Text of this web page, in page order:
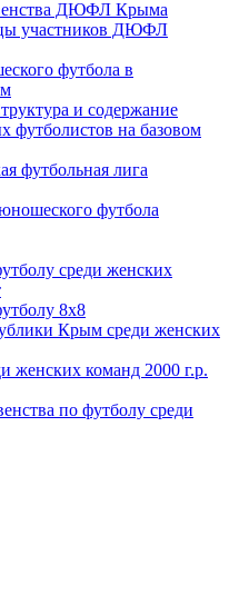
ДЮФЛ Крыма
участников ДЮФЛ
футбола в
и содержание
футболистов на базовом
футбольная лига
футбола
среди женских
8х8
Крым среди женских
женских команд 2000 г.р.
по футболу среди